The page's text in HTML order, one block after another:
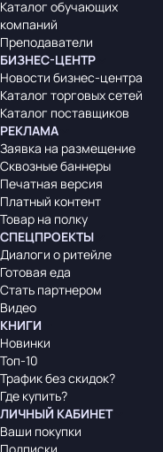
Каталог обучающих
компаний
Преподаватели
БИЗНЕС-ЦЕНТР
Новости бизнес-центра
Каталог торговых сетей
Каталог поставщиков
РЕКЛАМА
Заявка на размещение
Сквозные баннеры
Печатная версия
Платный контент
Товар на полку
СПЕЦПРОЕКТЫ
Диалоги о ритейле
Готовая еда
Стать партнером
Видео
КНИГИ
Новинки
Топ-10
Трафик без скидок?
Где купить?
ЛИЧНЫЙ КАБИНЕТ
Ваши покупки